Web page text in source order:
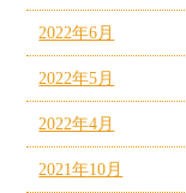
2022年6月
2022年5月
2022年4月
2021年10月